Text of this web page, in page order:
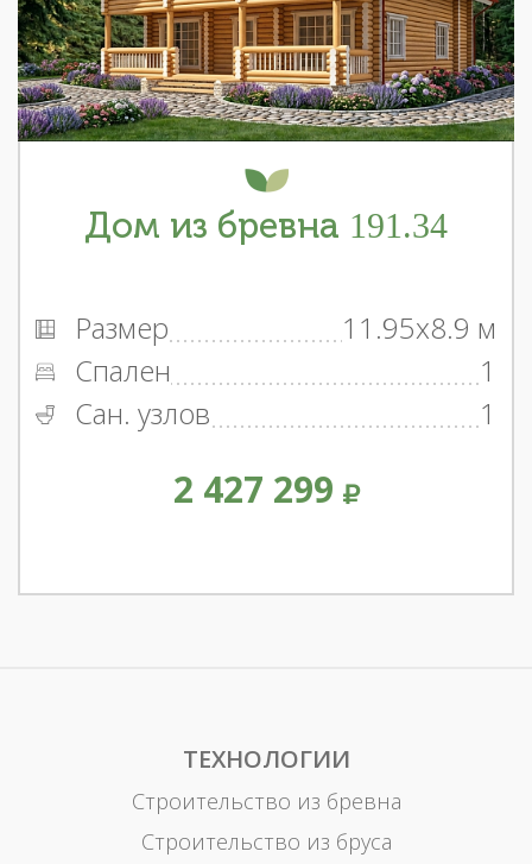
Дом из бревна 191.34
Размер
11.95x8.9 м
Спален
1
Сан. узлов
1
2 427 299
ТЕХНОЛОГИИ
Строительство из бревна
Строительство из бруса